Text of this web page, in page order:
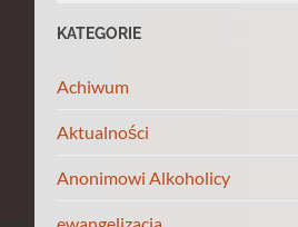
KATEGORIE
Achiwum
Aktualności
Anonimowi Alkoholicy
ewangelizacja